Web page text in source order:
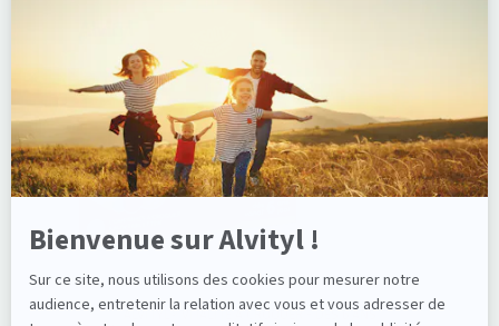
ALVITYL® VITALITÉ À CROQUER - DÈS 6 ANS